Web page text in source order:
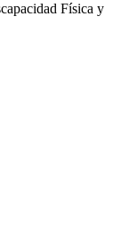
Física y